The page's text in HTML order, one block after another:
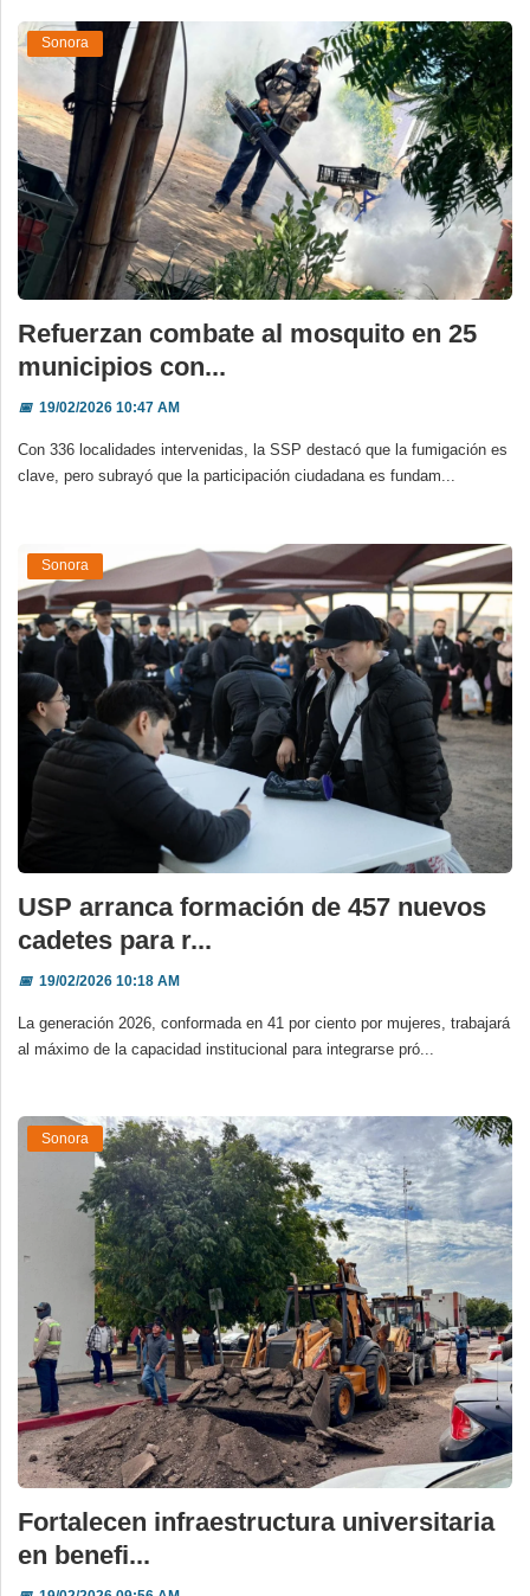
Sonora
Refuerzan combate al mosquito en 25
municipios con...
📅19/02/2026 10:47 AM
Con 336 localidades intervenidas, la SSP destacó que la fumigación es
clave, pero subrayó que la participación ciudadana es fundam...
Sonora
USP arranca formación de 457 nuevos
cadetes para r...
📅19/02/2026 10:18 AM
La generación 2026, conformada en 41 por ciento por mujeres, trabajará
al máximo de la capacidad institucional para integrarse pró...
Sonora
Fortalecen infraestructura universitaria
en benefi...